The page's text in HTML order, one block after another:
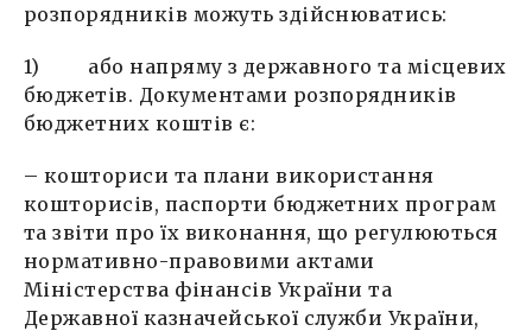
розпорядників можуть здійснюватись:
1) або напряму з державного та місцевих
бюджетів. Документами розпорядників
бюджетних коштів є:
– кошториси та плани використання
кошторисів, паспорти бюджетних програм
та звіти про їх виконання, що регулюються
нормативно-правовими актами
Міністерства фінансів України та
Державної казначейської служби України,